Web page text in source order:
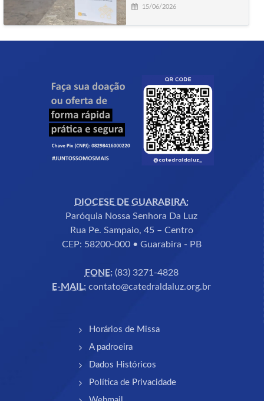
15/06/2026
DIOCESE DE GUARABIRA:
Paróquia Nossa Senhora Da Luz
Rua Pe. Sampaio, 45 – Centro
CEP: 58200-000 • Guarabira - PB
FONE:(83) 3271-4828
E-MAIL: contato@catedraldaluz.org.br
Horários de Missa
A padroeira
Dados Históricos
Política de Privacidade